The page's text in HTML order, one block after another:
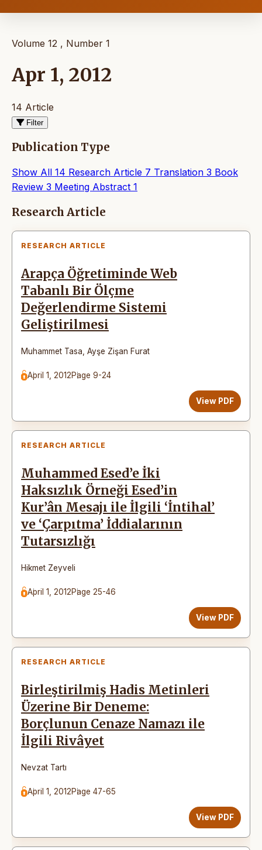
Volume 12 , Number 1
Apr 1, 2012
14 Article
Filter
Publication Type
Show All 14 Research Article 7 Translation 3 Book
Review 3 Meeting Abstract 1
Articles
Research Article
RESEARCH ARTICLE
Arapça Öğretiminde Web
Tabanlı Bir Ölçme
Değerlendirme Sistemi
Geliştirilmesi
Muhammet Tasa Ayşe Zişan Furat
April 1, 2012Page 9-24
View PDF
RESEARCH ARTICLE
Muhammed Esed’e İki
Haksızlık Örneği Esed’in
Kur’ân Mesajı ile İlgili ‘İntihal’
ve ‘Çarpıtma’ İddialarının
Tutarsızlığı
Hikmet Zeyveli
April 1, 2012Page 25-46
View PDF
RESEARCH ARTICLE
Birleştirilmiş Hadis Metinleri
Üzerine Bir Deneme:
Borçlunun Cenaze Namazı ile
İlgili Rivâyet
Nevzat Tartı
April 1, 2012Page 47-65
View PDF